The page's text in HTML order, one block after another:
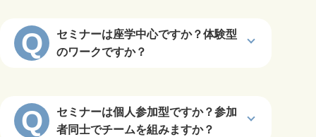
Q
セミナーは座学中心ですか？体験型
のワークですか？
Q
セミナーは個人参加型ですか？参加
者同士でチームを組みますか？